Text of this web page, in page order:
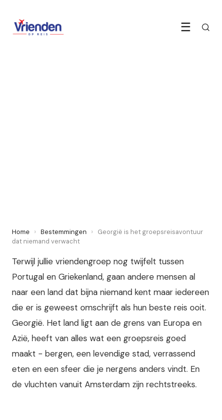
☰
Home › Bestemmingen ›
Georgië is het groepsreisavontuur
dat niemand verwacht
Terwijl jullie vriendengroep nog twijfelt tussen
Portugal en Griekenland, gaan andere mensen al
naar een land dat bijna niemand kent maar iedereen
die er is geweest omschrijft als hun beste reis ooit.
Georgië. Het land ligt aan de grens van Europa en
Azië, heeft van alles wat een groepsreis goed
maakt - bergen, een levendige stad, verrassend
eten en een sfeer die je nergens anders vindt. En
de vluchten vanuit Amsterdam zijn rechtstreeks.